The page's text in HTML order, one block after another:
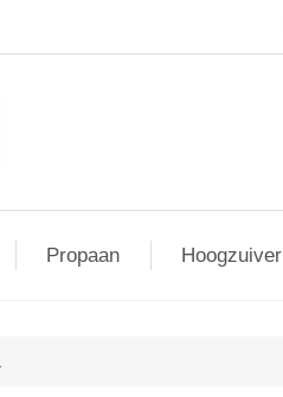
Propaan Hoogzuiver